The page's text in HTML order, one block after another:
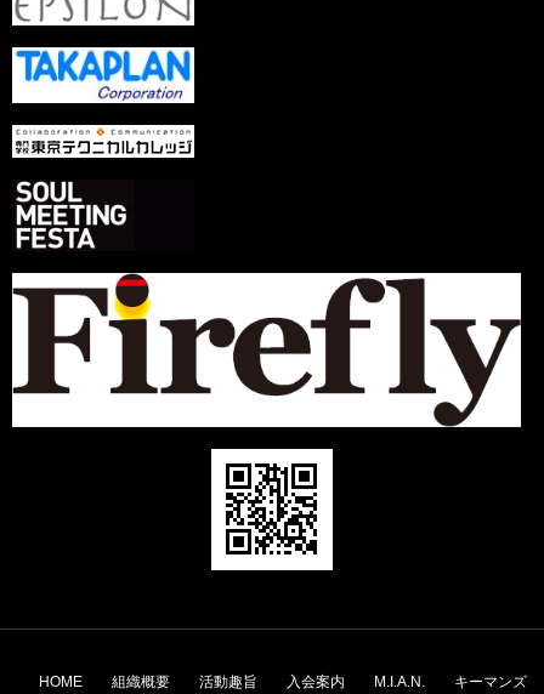
HOME 組織概要 活動趣旨 入会案内 M.I.A.N. キーマンズ